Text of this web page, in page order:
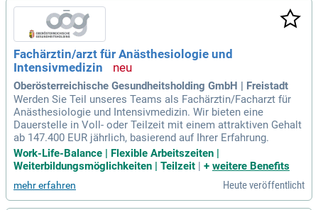
Fachärztin/arzt für Anästhesiologie und
Intensivmedizin
Oberösterreichische Gesundheitsholding GmbH | Freistadt
Werden Sie Teil unseres Teams als Fachärztin/Facharzt für
Anästhesiologie und Intensivmedizin. Wir bieten eine
Dauerstelle in Voll- oder Teilzeit mit einem attraktiven Gehalt
ab 147.400 EUR jährlich, basierend auf Ihrer Erfahrung.
Work-Life-Balance | Flexible Arbeitszeiten |
Weiterbildungsmöglichkeiten | Teilzeit | + weitere Benefits
mehr erfahren Heute veröffentlicht